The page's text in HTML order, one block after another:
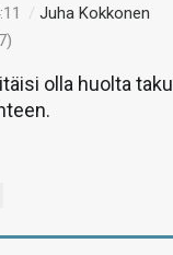
/Juha Kokkonen
olla huolta